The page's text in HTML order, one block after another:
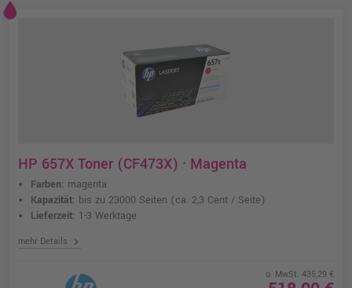
HP 657X Toner (CF473X) · Magenta
Farben: magenta
Kapazität: bis zu 23000 Seiten (ca. 2,3 Cent / Seite)
Lieferzeit: 1-3 Werktage
mehr Details chevron_right
o. MwSt. 435,29 €